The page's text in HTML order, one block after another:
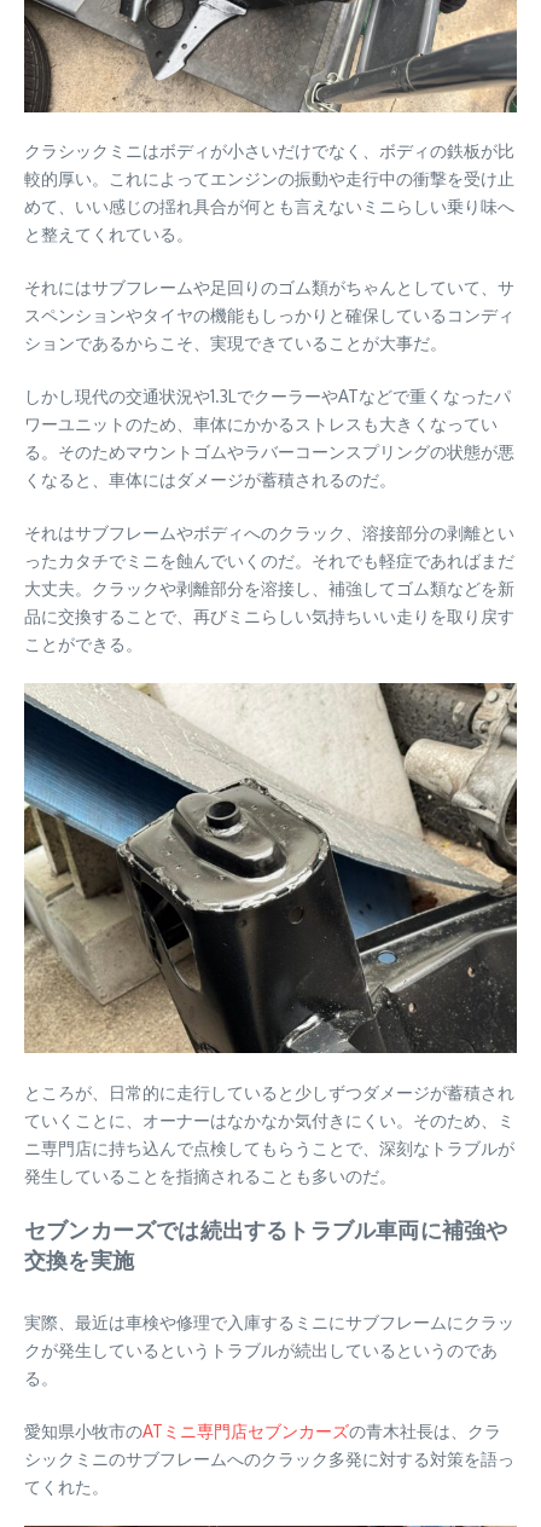
クラシックミニはボディが小さいだけでなく、ボディの鉄板が比
較的厚い。これによってエンジンの振動や走行中の衝撃を受け止
めて、いい感じの揺れ具合が何とも言えないミニらしい乗り味へ
と整えてくれている。
それにはサブフレームや足回りのゴム類がちゃんとしていて、サ
スペンションやタイヤの機能もしっかりと確保しているコンディ
ションであるからこそ、実現できていることが大事だ。
しかし現代の交通状況や1.3LでクーラーやATなどで重くなったパ
ワーユニットのため、車体にかかるストレスも大きくなってい
る。そのためマウントゴムやラバーコーンスプリングの状態が悪
くなると、車体にはダメージが蓄積されるのだ。
それはサブフレームやボディへのクラック、溶接部分の剥離とい
ったカタチでミニを蝕んでいくのだ。それでも軽症であればまだ
大丈夫。クラックや剥離部分を溶接し、補強してゴム類などを新
品に交換することで、再びミニらしい気持ちいい走りを取り戻す
ことができる。
ところが、日常的に走行していると少しずつダメージが蓄積され
ていくことに、オーナーはなかなか気付きにくい。そのため、ミ
ニ専門店に持ち込んで点検してもらうことで、深刻なトラブルが
発生していることを指摘されることも多いのだ。
セブンカーズでは続出するトラブル車両に補強や
交換を実施
実際、最近は車検や修理で入庫するミニにサブフレームにクラッ
クが発生しているというトラブルが続出しているというのであ
る。
愛知県小牧市のATミニ専門店セブンカーズの青木社長は、クラ
シックミニのサブフレームへのクラック多発に対する対策を語っ
てくれた。